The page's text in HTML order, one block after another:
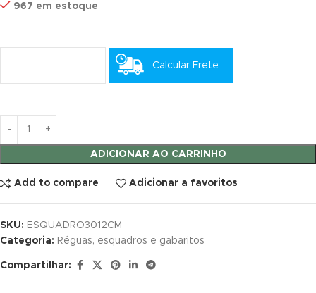
satın al
panel
panel
panel
967 em estoque
Calcular Frete
ADICIONAR AO CARRINHO
Add to compare Adicionar a favoritos
SKU: ESQUADRO3012CM
Categoria: Réguas, esquadros e gabaritos
Compartilhar: